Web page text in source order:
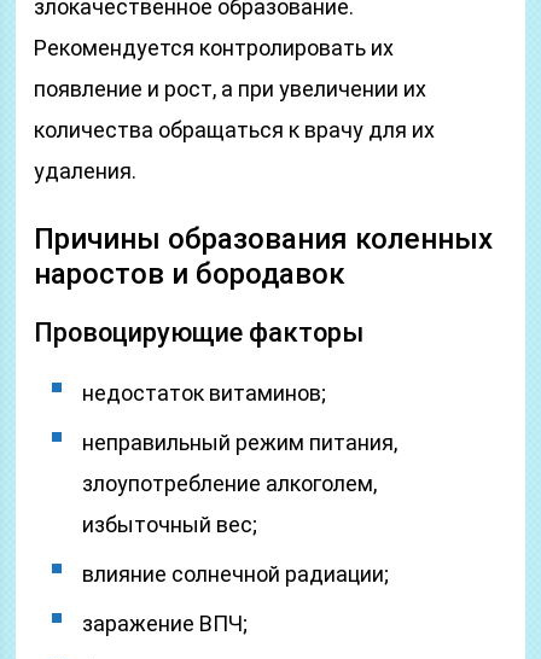
злокачественное образование.
Рекомендуется контролировать их
появление и рост, а при увеличении их
количества обращаться к врачу для их
удаления.
Причины образования коленных
наростов и бородавок
Провоцирующие факторы
недостаток витаминов;
неправильный режим питания,
злоупотребление алкоголем,
избыточный вес;
влияние солнечной радиации;
заражение ВПЧ;